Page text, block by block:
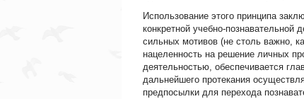
Использование этого принципа
конкретной учебно-
сильных мотивов (не столь важно,
нацеленность на решение личных
деятельностью, обеспечивается
дальнейшего протекания
предпосылки для перехода